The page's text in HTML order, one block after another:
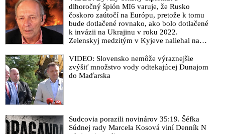
dlhoročný špión MI6 varuje, že Rusko
čoskoro zaútočí na Európu, pretože k tomu
bude dotlačené rovnako, ako bolo dotlačené
k invázii na Ukrajinu v roku 2022.
Zelenskyj medzitým v Kyjeve naliehal na
zháňali energie pre Ukrajinu na zimu. Putin
vraj bude mobilizovať a vojna sa do zimy
pravdepodobne neskončí
VIDEO: Slovensko nemôže výraznejšie
zvýšiť množstvo vody odtekajúcej Dunajom
do Maďarska
Sudcovia porazili novinárov 35:19. Šéfka
Súdnej rady Marcela Kosová viní Denník N